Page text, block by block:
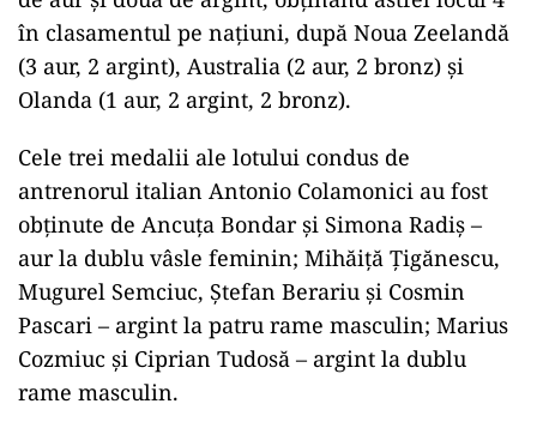
în clasamentul pe naţiuni, după Noua Zeelandă
(3 aur, 2 argint), Australia (2 aur, 2 bronz) şi
Olanda (1 aur, 2 argint, 2 bronz).
Cele trei medalii ale lotului condus de
antrenorul italian Antonio Colamonici au fost
obţinute de Ancuţa Bondar şi Simona Radiş –
aur la dublu vâsle feminin; Mihăiţă Ţigănescu,
Mugurel Semciuc, Ştefan Berariu şi Cosmin
Pascari – argint la patru rame masculin; Marius
Cozmiuc şi Ciprian Tudosă – argint la dublu
rame masculin.